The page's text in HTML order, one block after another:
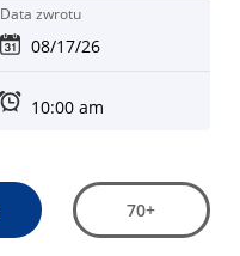
Data zwrotu
70+